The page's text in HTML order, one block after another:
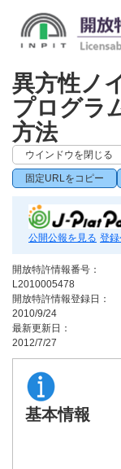
異方性ノ
プログラ
方法
ウインドウを閉じる
固定URLをコピー
公開公報を見る 登
開放特許情報番号：
L2010005478
開放特許情報登録日：
2010/9/24
最新更新日：
2012/7/27
基本情報